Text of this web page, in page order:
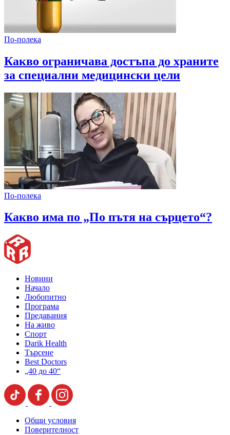
По-полека
Какво ограничава достъпа до храните
за специални медицински цели
По-полека
Какво има по „По пътя на сърцето“?
Новини
Начало
Любопитно
Програма
Предавания
На живо
Спорт
Darik Health
Търсене
Best Doctors
„40 до 40“
Общи условия
Поверителност